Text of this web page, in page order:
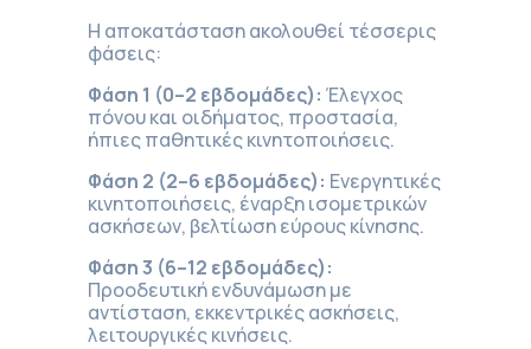
Η αποκατάσταση ακολουθεί τέσσερις
φάσεις:
Φάση 1 (0–2 εβδομάδες): Έλεγχος
πόνου και οιδήματος, προστασία,
ήπιες παθητικές κινητοποιήσεις.
Φάση 2 (2–6 εβδομάδες): Ενεργητικές
κινητοποιήσεις, έναρξη ισομετρικών
ασκήσεων, βελτίωση εύρους κίνησης.
Φάση 3 (6–12 εβδομάδες):
Προοδευτική ενδυνάμωση με
αντίσταση, εκκεντρικές ασκήσεις,
λειτουργικές κινήσεις.